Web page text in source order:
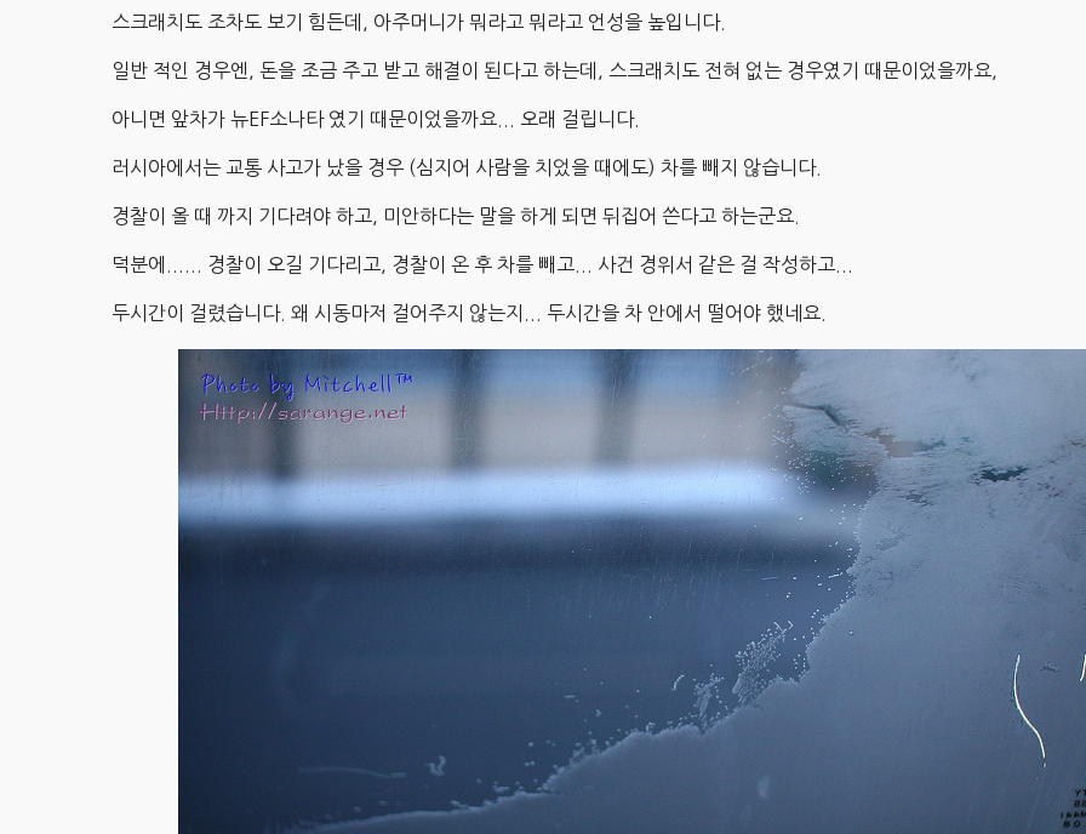
스크래치도 조차도 보기 힘든데, 아주머니가 뭐라고 뭐라고 언성을 높입니다.
일반 적인 경우엔, 돈을 조금 주고 받고 해결이 된다고 하는데, 스크래치도 전혀 없는 경우였기 때문이었을까요,
아니면 앞차가 뉴EF소나타 였기 때문이었을까요... 오래 걸립니다.
러시아에서는 교통 사고가 났을 경우 (심지어 사람을 치었을 때에도) 차를 빼지 않습니다.
경찰이 올 때 까지 기다려야 하고, 미안하다는 말을 하게 되면 뒤집어 쓴다고 하는군요.
덕분에...... 경찰이 오길 기다리고, 경찰이 온 후 차를 빼고... 사건 경위서 같은 걸 작성하고...
두시간이 걸렸습니다. 왜 시동마저 걸어주지 않는지... 두시간을 차 안에서 떨어야 했네요.